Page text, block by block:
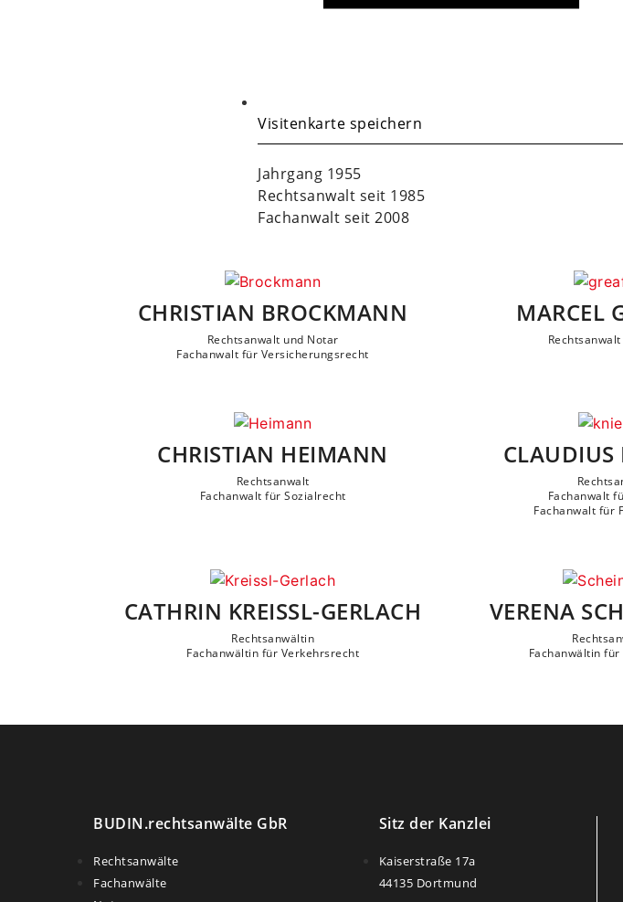
Visitenkarte speichern
Jahrgang 1955
Rechtsanwalt seit 1985
Fachanwalt seit 2008
CHRISTIAN BROCKMANN
Rechtsanwalt und Notar
Fachanwalt für Versicherungsrecht
MARCEL
CHRISTIAN HEIMANN
Rechtsanwalt
Fachanwalt für Sozialrecht
CLAUDIUS
Fachanwalt
Fachanwalt für
CATHRIN KREISSL-GERLACH
Rechtsanwältin
Fachanwältin für Verkehrsrecht
VERENA
Fachanwältin
BUDIN.rechtsanwälte GbR
Rechtsanwälte
Fachanwälte
Sitz der Kanzlei
Kaiserstraße 17a
44135 Dortmund